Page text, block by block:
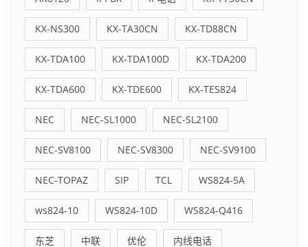
KX-NS300 KX-TA30CN KX-TD88CN
KX-TDA100 KX-TDA100D KX-TDA200
KX-TDA600 KX-TDE600 KX-TES824
NEC NEC-SL1000 NEC-SL2100
NEC-SV8100 NEC-SV8300 NEC-SV9100
NEC-TOPAZ SIP TCL WS824-5A
ws824-10 WS824-10D WS824-Q416
东芝 中联 优伦 内线电话